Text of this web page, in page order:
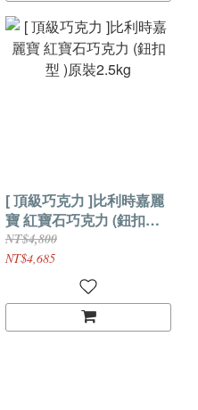
[ 頂級巧克力 ]比利時嘉麗
寶 紅寶石巧克力 (鈕扣型 )
原裝2.5kg
NT$4,800
NT$4,685